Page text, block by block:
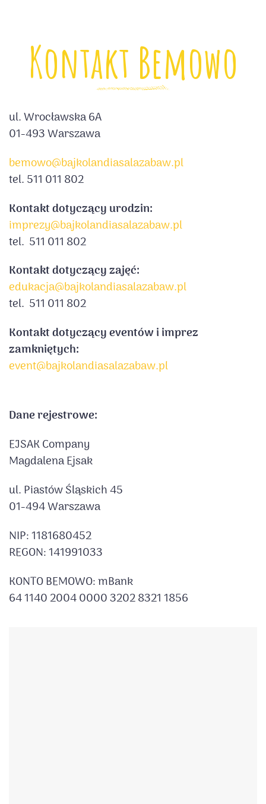
Kontakt Bemowo
ul. Wrocławska 6A
01-493 Warszawa
bemowo@bajkolandiasalazabaw.pl
tel. 511 011 802
Kontakt dotyczący urodzin:
imprezy@bajkolandiasalazabaw.pl
tel. 511 011 802
Kontakt dotyczący zajęć:
edukacja@bajkolandiasalazabaw.pl
tel. 511 011 802
Kontakt dotyczący eventów i imprez
zamkniętych:
event@bajkolandiasalazabaw.pl
Dane rejestrowe:
EJSAK Company
Magdalena Ejsak
ul. Piastów Śląskich 45
01-494 Warszawa
NIP: 1181680452
REGON: 141991033
KONTO BEMOWO: mBank
64 1140 2004 0000 3202 8321 1856